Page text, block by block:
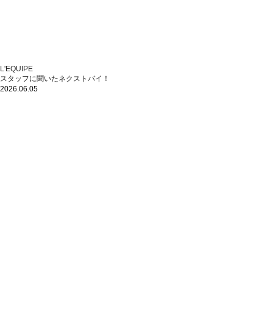
L'EQUIPE
スタッフに聞いたネクストバイ！
2026.06.05